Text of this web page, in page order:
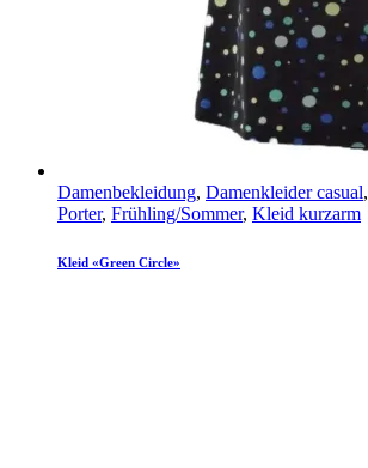
Damenbekleidung, Damenkleider casual,
Porter, Frühling/Sommer, Kleid kurzarm
Kleid «Green Circle»